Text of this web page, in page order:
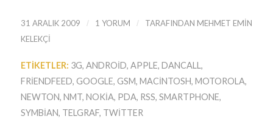
31 ARALIK 2009 / 1 YORUM / TARAFINDAN MEHMET EMIN
KELEKÇI
ETIKETLER: 3G, ANDROID, APPLE, DANCALL,
FRIENDFEED, GOOGLE, GSM, MACINTOSH, MOTOROLA,
NEWTON, NMT, NOKIA, PDA, RSS, SMARTPHONE,
SYMBIAN, TELGRAF, TWITTER